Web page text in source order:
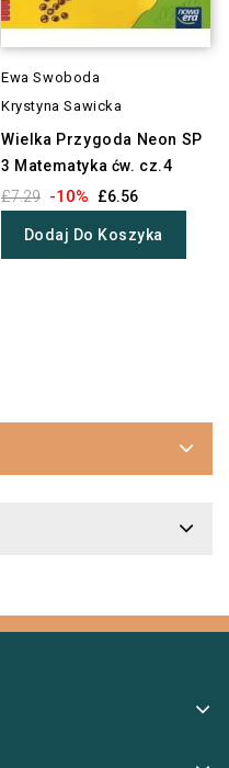
Ewa Swoboda
Krystyna Sawicka
Wielka Przygoda Neon SP
3 Matematyka ćw. cz.4
£7.29 -10% £6.56
Dodaj Do Koszyka